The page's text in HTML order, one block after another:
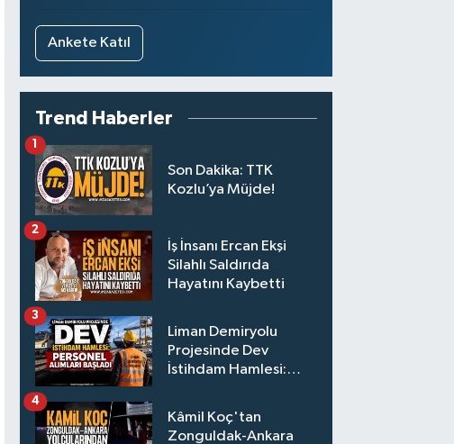
Ankete Katıl
Trend Haberler
Son Dakika: TTK
Kozlu’ya Müjde!
1
İş İnsanı Ercan Ekşi
Silahlı Saldırıda
Hayatını Kaybetti
2
Liman Demiryolu
Projesinde Dev
İstihdam Hamlesi:
3
Kâmil Koç'tan
Zonguldak-Ankara
4